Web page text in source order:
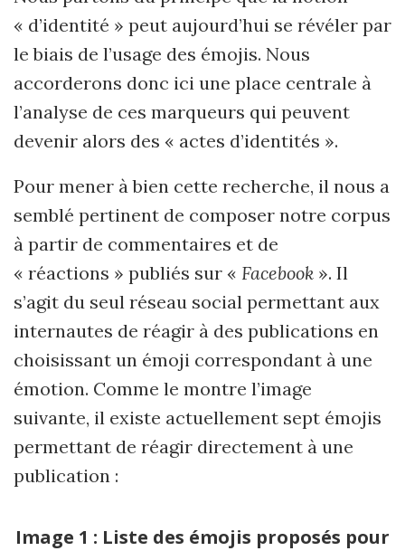
« d’identité » peut aujourd’hui se révéler par
le biais de l’usage des émojis. Nous
accorderons donc ici une place centrale à
l’analyse de ces marqueurs qui peuvent
devenir alors des « actes d’identités ».
Pour mener à bien cette recherche, il nous a
semblé pertinent de composer notre corpus
à partir de commentaires et de
« réactions » publiés sur « Facebook ». Il
s’agit du seul réseau social permettant aux
internautes de réagir à des publications en
choisissant un émoji correspondant à une
émotion. Comme le montre l’image
suivante, il existe actuellement sept émojis
permettant de réagir directement à une
publication :
Image 1 : Liste des émojis proposés pour